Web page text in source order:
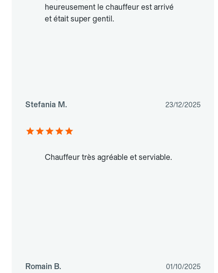
heureusement le chauffeur est arrivé
et était super gentil.
Stefania M. 23/12/2025
Chauffeur très agréable et serviable.
Romain B. 01/10/2025